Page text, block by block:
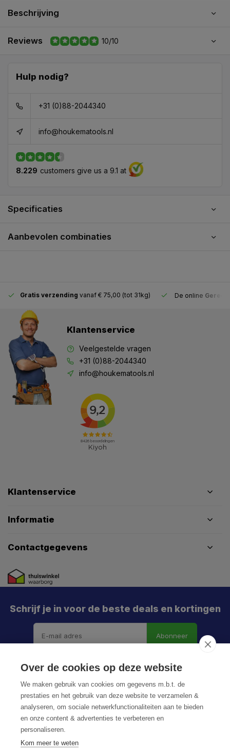
Beschrijving
Reviews 10/10
Hulp nodig?
+31 (0)88-2044340
info@houkematools.nl
8.229 customers give us a 9.1 at
Specificaties
Aanbevolen combinaties
Gratis verzending vanaf € 75,00 (tot 31kg) De online
Klantenservice
Veelgestelde vragen
+31 (0)88-2044340
info@houkematools.nl
Klantenservice
Informatie
Contactgegevens
Schrijf je in voor de beste deals en kortingen
Abonneer
Privacy Policy
Over de cookies op deze website
We maken gebruik van cookies om gegevens m.b.t. de
prestaties en het gebruik van deze website te verzamelen &
analyseren, om sociale netwerkfunctionaliteiten aan te bieden
en onze content & advertenties te verbeteren en
personaliseren.
Kom meer te weten